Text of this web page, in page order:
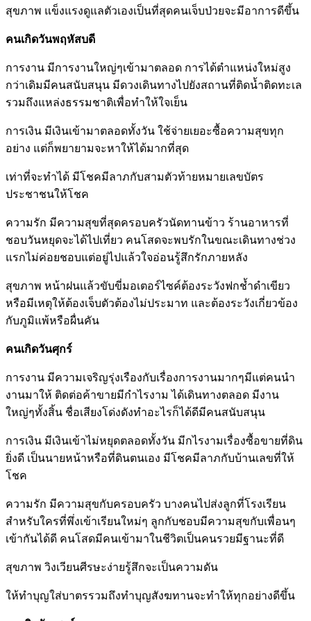
สุขภาพ แข็งแรงดูแลตัวเองเป็นที่สุดคนเจ็บป่วยจะมีอาการดีขึ้น
คนเกิดวันพฤหัสบดี
การงาน มีการงานใหญ่ๆเข้ามาตลอด การได้ตำแหน่งใหม่สูง
กว่าเดิมมีคนสนับสนุน มีดวงเดินทางไปยังสถานที่ติดน้ำติดทะเล
รวมถึงแหล่งธรรมชาติเพื่อทำให้ใจเย็น
การเงิน มีเงินเข้ามาตลอดทั้งวัน ใช้จ่ายเยอะซื้อความสุขทุก
อย่าง แต่ก็พยายามจะหาให้ได้มากที่สุด
เท่าที่จะทำได้ มีโชคมีลาภกับสามตัวท้ายหมายเลขบัตร
ประชาชนให้โชค
ความรัก มีความสุขที่สุดครอบครัวนัดทานข้าว ร้านอาหารที่
ชอบวันหยุดจะได้ไปเที่ยว คนโสดจะพบรักในขณะเดินทางช่วง
แรกไม่ค่อยชอบแต่อยู่ไปแล้วใจอ่อนรู้สึกรักภายหลัง
สุขภาพ หน้าฝนแล้วขับขี่มอเตอร์ไซค์ต้องระวังฟกช้ำดำเขียว
หรือมีเหตุให้ต้องเจ็บตัวต้องไม่ประมาท และต้องระวังเกี่ยวข้อง
กับภูมิแพ้หรือผื่นคัน
คนเกิดวันศุกร์
การงาน มีความเจริญรุ่งเรืองกับเรื่องการงานมากๆมีแต่คนนำ
งานมาให้ ติดต่อค้าขายมีกำไรงาม ได้เดินทางตลอด มีงาน
ใหญ่ๆทั้งสิ้น ชื่อเสียงโด่งดังทำอะไรก็ได้ดีมีคนสนับสนุน
การเงิน มีเงินเข้าไม่หยุดตลอดทั้งวัน มีกไรงามเรื่องซื้อขายที่ดิน
ยิ่งดี เป็นนายหน้าหรือที่ดินตนเอง มีโชคมีลาภกับบ้านเลขที่ให้
โชค
ความรัก มีความสุขกับครอบครัว บางคนไปส่งลูกที่โรงเรียน
สำหรับใครที่พึ่งเข้าเรียนใหม่ๆ ลูกกับชอบมีความสุขกับเพื่อนๆ
เข้ากันได้ดี คนโสดมีคนเข้ามาในชีวิตเป็นคนรวยมีฐานะที่ดี
สุขภาพ วิงเวียนศีรษะง่ายรู้สึกจะเป็นความดัน
ให้ทำบุญใส่บาตรรวมถึงทำบุญสังฆทานจะทำให้ทุกอย่างดีขึ้น